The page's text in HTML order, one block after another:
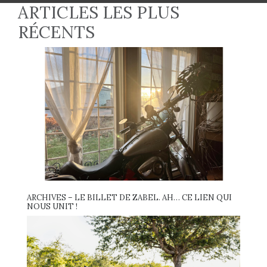
ARTICLES LES PLUS
RÉCENTS
ARCHIVES – LE BILLET DE ZABEL. AH… CE LIEN QUI
NOUS UNIT !